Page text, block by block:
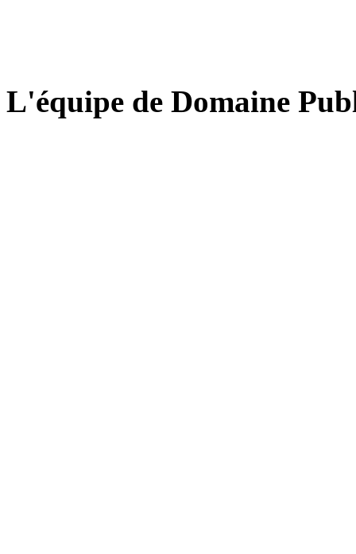
L'équipe de Domaine